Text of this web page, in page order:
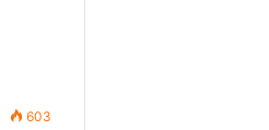
603